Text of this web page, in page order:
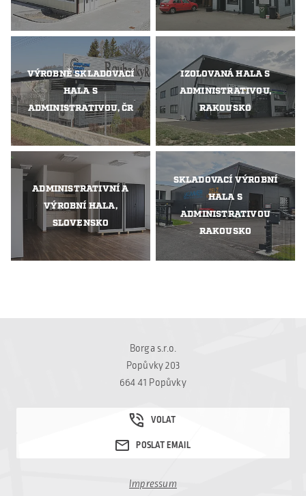
VÝROBNĚ SKLADOVACÍ
HALA S
ADMINISTRATIVOU, ČR
IZOLOVANÁ HALA S
ADMINISTRATIVOU,
RAKOUSKO
ADMINISTRATIVNÍ A
VÝROBNÍ HALA,
SLOVENSKO
SKLADOVACÍ VÝROBNÍ
HALA S
ADMINISTRATIVOU
RAKOUSKO
Borga s.r.o.
Popůvky 203
664 41 Popůvky
Impressum